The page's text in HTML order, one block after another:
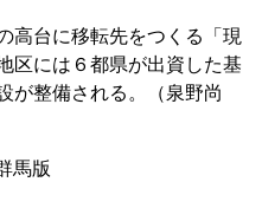
高台に移転先をつくる「現
区には６都県が出資した基
が整備される。（泉野尚
馬版